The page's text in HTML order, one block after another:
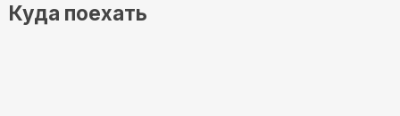
Куда поехать